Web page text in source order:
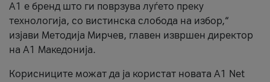
А1 е бренд што ги поврзува луѓето преку
технологија, со вистинска слобода на избор,“
изјави Методија Мирчев, главен извршен директор
на А1 Македонија.
Корисниците можат да ја користат новата А1 Net